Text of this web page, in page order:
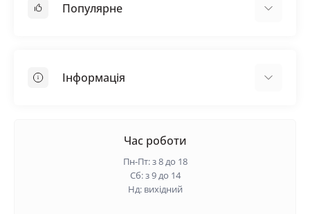
Популярне
Самовирівнююча суміш
Інформація
Гарантія та повернення
Час роботи
Пн-Пт: з 8 до 18
Сб: з 9 до 14
Нд: вихідний